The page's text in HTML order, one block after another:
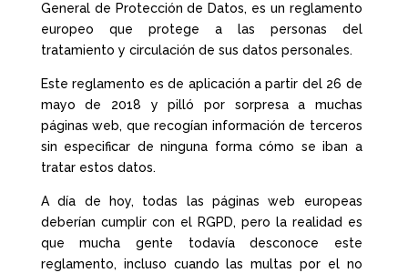
General de Protección de Datos, es un reglamento
europeo que protege a las personas del
tratamiento y circulación de sus datos personales.
Este reglamento es de aplicación a partir del 26 de
mayo de 2018 y pilló por sorpresa a muchas
páginas web, que recogían información de terceros
sin especificar de ninguna forma cómo se iban a
tratar estos datos.
A día de hoy, todas las páginas web europeas
deberían cumplir con el RGPD, pero la realidad es
que mucha gente todavía desconoce este
reglamento, incluso cuando las multas por el no